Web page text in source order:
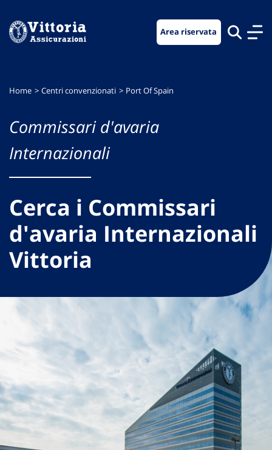
menu
contenuto
footer
Area riservata
Home Centri convenzionati Port Of Spain
Commissari d'avaria
Internazionali
Cerca i Commissari
d'avaria Internazionali
Vittoria